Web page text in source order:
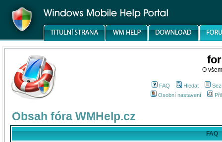
O
FAQ Hledat
Osobní nastavení
Obsah fóra WMHelp.cz
FAQ